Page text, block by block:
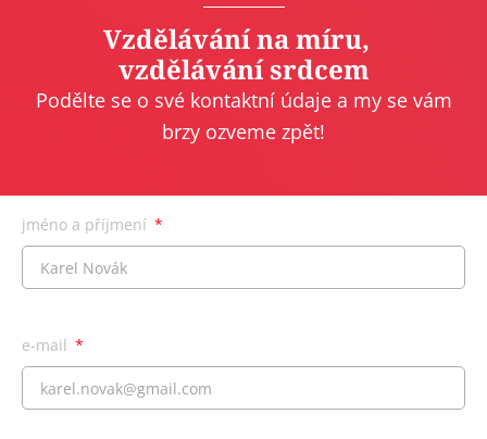
Vzdělávání na míru,
vzdělávání srdcem
Podělte se o své kontaktní údaje a my se vám
brzy ozveme zpět!
jméno a příjmení
e-mail